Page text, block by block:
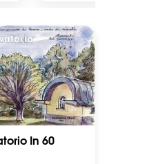
In 60